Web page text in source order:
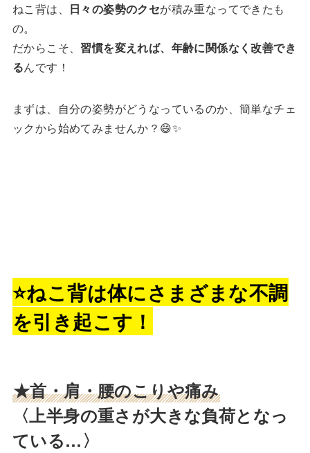
ねこ背は、 日々の姿勢のクセが積み重なってできたも
の。
だからこそ、習慣を変えれば、年齢に関係なく改善でき
るんです！
まずは、自分の姿勢がどうなっているのか、簡単なチェ
ックから始めてみませんか？😄✨
⭐️ねこ背は体にさまざまな不調
を引き起こす！
★首・肩・腰のこりや痛み
〈上半身の重さが大きな負荷となっ
ている…〉